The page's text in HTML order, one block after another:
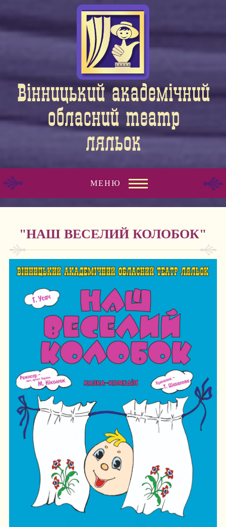
Вiнницький академiчний
обласний театр
ляльок
МЕНЮ
"НАШ ВЕСЕЛИЙ КОЛОБОК"